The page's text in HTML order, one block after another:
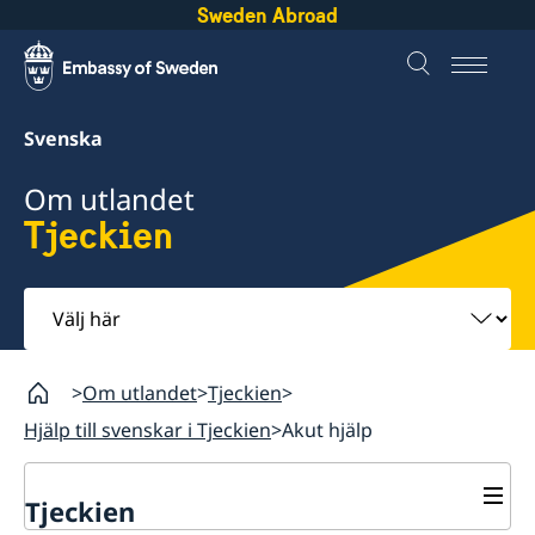
Sweden Abroad
Svenska
Om utlandet
Tjeckien
Välj
här
Om utlandet Tjeckien
Hjälp till svenskar i Tjeckien Akut hjälp
Tjeckien